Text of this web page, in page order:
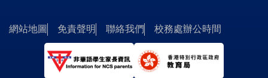
網站地圖 免責聲明 聯絡我們 校務處辦公時間